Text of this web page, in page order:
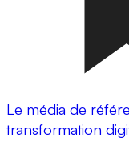
Le média de
transformation